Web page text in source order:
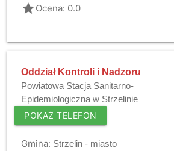
gradeOcena: 0.0
Oddział Kontroli i Nadzoru
Powiatowa Stacja Sanitarno-
Epidemiologiczna w Strzelinie
POKAŻ TELEFON
Gmina: Strzelin - miasto